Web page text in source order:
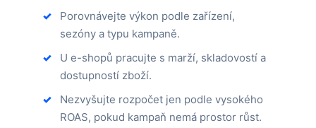
Porovnávejte výkon podle zařízení,
sezóny a typu kampaně.
U e-shopů pracujte s marží, skladovostí a
dostupností zboží.
Nezvyšujte rozpočet jen podle vysokého
ROAS, pokud kampaň nemá prostor růst.